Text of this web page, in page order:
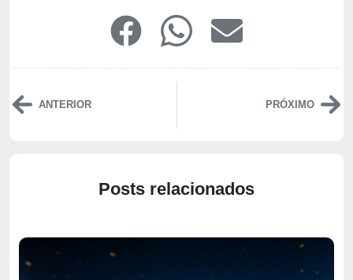
ANTERIOR PRÓXIMO
Posts relacionados